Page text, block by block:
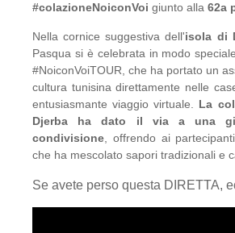
#colazioneNoiconVoi giunto alla 62a
Nella cornice suggestiva dell'isola di
Pasqua si è celebrata in modo
#NoiconVoiTOUR, che ha portato un
cultura tunisina direttamente nelle
entusiasmante viaggio virtuale. La
Djerba ha dato il via a una
condivisione, offrendo ai
che ha mescolato sapori tradizionali e
Se avete perso questa DIRETTA,